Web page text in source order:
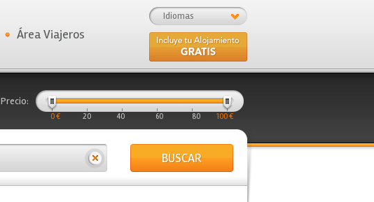
Idiomas
Área Viajeros
Precio:
0 € 20 40 60 80 100 €
BUSCAR